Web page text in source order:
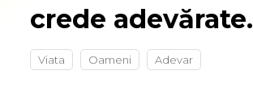
crede adevărate.
Viata Oameni Adevar